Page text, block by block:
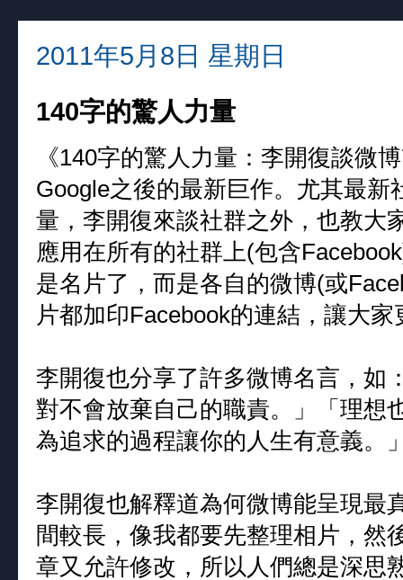
2011年5月8日 星期日
140字的驚人力量
《140字的驚人力量：李開復談微
Google之後的最新巨作。尤其最
量，李開復來談社群之外，也教大
應用在所有的社群上(包含
是名片了，而是各自的微博(或
片都加印Facebook的連結，讓大
李開復也分享了許多微博名言，如
對不會放棄自己的職責。」「理想
為追求的過程讓你的人生有意義。
李開復也解釋道為何微博能呈現最
間較長，像我都要先整理相片，然
章又允許修改，所以人們總是深思